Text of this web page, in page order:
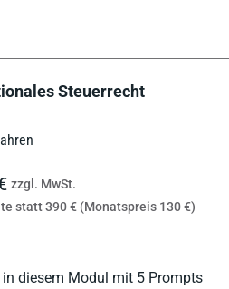
Steuerrecht
diesem Modul mit 5 Prompts
zzgl. MwSt.
statt 390 € (Monatspreis 130 €)